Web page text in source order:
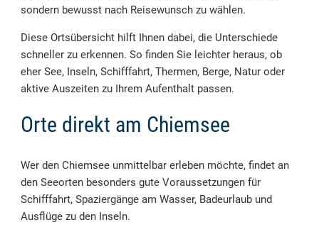
sondern bewusst nach Reisewunsch zu wählen.
Diese Ortsübersicht hilft Ihnen dabei, die Unterschiede
schneller zu erkennen. So finden Sie leichter heraus, ob
eher See, Inseln, Schifffahrt, Thermen, Berge, Natur oder
aktive Auszeiten zu Ihrem Aufenthalt passen.
Orte direkt am Chiemsee
Wer den Chiemsee unmittelbar erleben möchte, findet an
den Seeorten besonders gute Voraussetzungen für
Schifffahrt, Spaziergänge am Wasser, Badeurlaub und
Ausflüge zu den Inseln.